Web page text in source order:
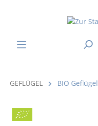
GEFLÜGEL BIO Geflügel
Bio